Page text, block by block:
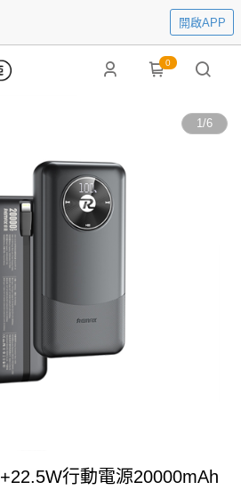
開啟APP
0
1/6
行動電源20000mAh